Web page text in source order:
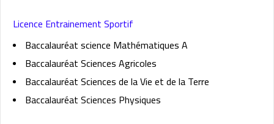
Licence Entrainement Sportif
Baccalauréat science Mathématiques A
Baccalauréat Sciences Agricoles
Baccalauréat Sciences de la Vie et de la Terre
Baccalauréat Sciences Physiques